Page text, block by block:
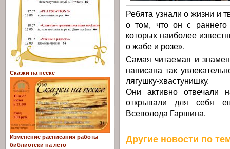
Ребята узнали о жизни и
о том, что он с раннего
которых наиболее
о жабе и розе».
Самая читаемая и
написана так
лягушку-хвастунишку.
Они активно отвечали
открывали для себя
Всеволода Гаршина.
Другие новости по
Сказки на песке
Изменение расписания работы
библиотеки на лето